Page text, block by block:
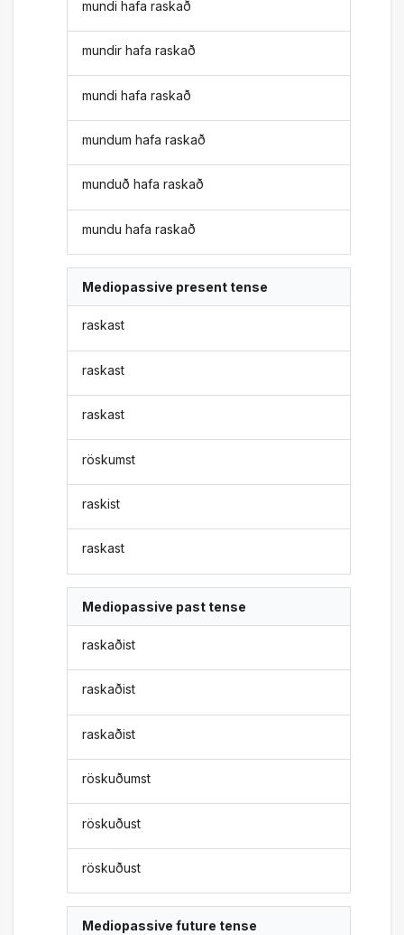
mundi hafa raskað
mundir hafa raskað
mundi hafa raskað
mundum hafa raskað
munduð hafa raskað
mundu hafa raskað
Mediopassive present tense
raskast
raskast
raskast
röskumst
raskist
raskast
Mediopassive past tense
raskaðist
raskaðist
raskaðist
röskuðumst
röskuðust
röskuðust
Mediopassive future tense